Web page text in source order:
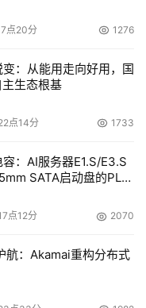
考，不构成投资建议。
点20分 1276
：从能用走向好用，国
生态根基
点14分 1733
：AI服务器E1.S/E3.S
SATA启动盘的PLP
点12分 2070
航：Akamai重构分布式